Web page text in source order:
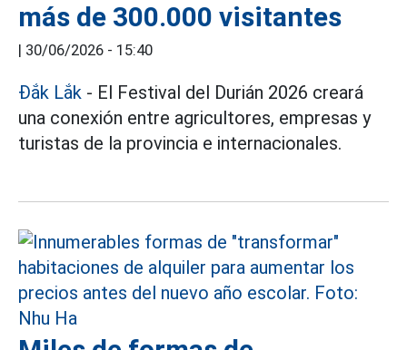
más de 300.000 visitantes
| 30/06/2026 - 15:40
Đắk Lắk - El Festival del Durián 2026 creará
una conexión entre agricultores, empresas y
turistas de la provincia e internacionales.